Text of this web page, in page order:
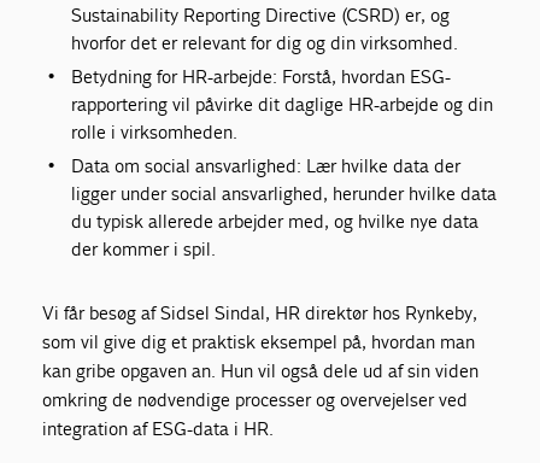
Sustainability Reporting Directive (CSRD) er, og
hvorfor det er relevant for dig og din virksomhed.
Betydning for HR-arbejde: Forstå, hvordan ESG-
rapportering vil påvirke dit daglige HR-arbejde og din
rolle i virksomheden.
Data om social ansvarlighed: Lær hvilke data der
ligger under social ansvarlighed, herunder hvilke data
du typisk allerede arbejder med, og hvilke nye data
der kommer i spil.
Vi får besøg af Sidsel Sindal, HR direktør hos Rynkeby,
som vil give dig et praktisk eksempel på, hvordan man
kan gribe opgaven an. Hun vil også dele ud af sin viden
omkring de nødvendige processer og overvejelser ved
integration af ESG-data i HR.